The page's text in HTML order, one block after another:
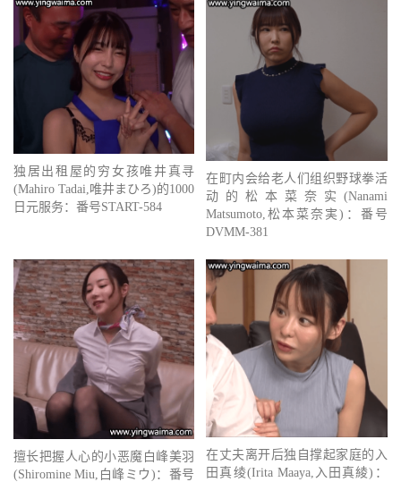
独居出租屋的穷女孩唯井真寻
(Mahiro Tadai,唯井まひろ)的1000
日元服务：番号START-584
在町内会给老人们组织野球拳活
动的松本菜奈实(Nanami
Matsumoto,松本菜奈実)：番号
DVMM-381
擅长把握人心的小恶魔白峰美羽
(Shiromine Miu,白峰ミウ)：番号
在丈夫离开后独自撑起家庭的入
田真绫(Irita Maaya,入田真綾)：